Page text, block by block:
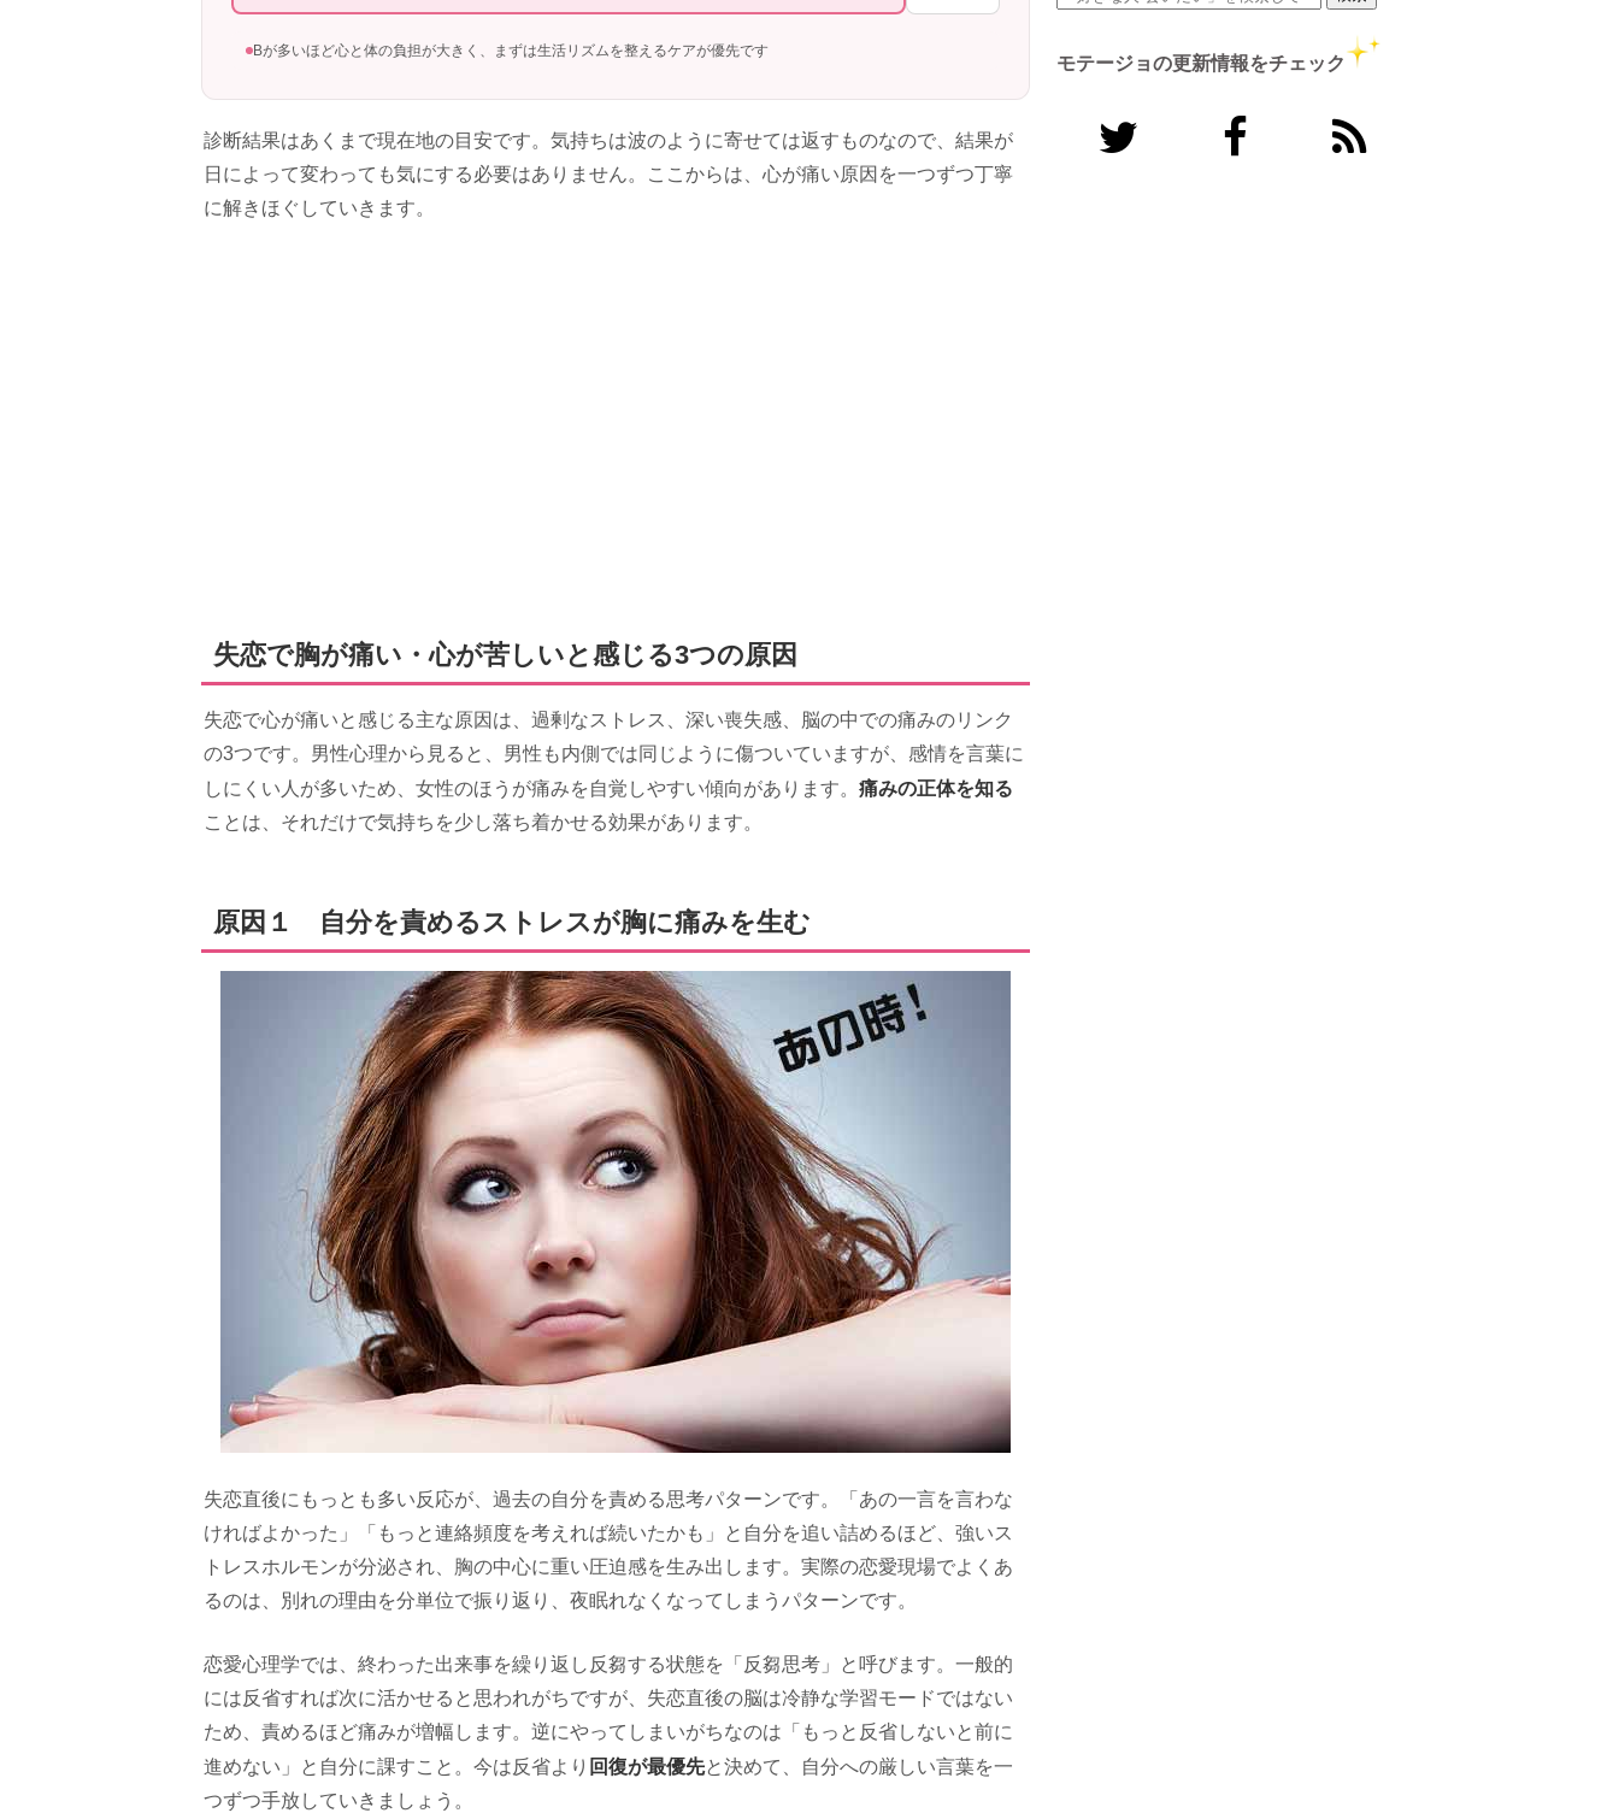
Bが多いほど心と体の負担が大きく、まずは生活リズムを整えるケアが優先です
診断結果はあくまで現在地の目安です。気持ちは波のように寄せては返すものなので、結果が
日によって変わっても気にする必要はありません。ここからは、心が痛い原因を一つずつ丁寧
に解きほぐしていきます。
失恋で胸が痛い・心が苦しいと感じる3つの原因
失恋で心が痛いと感じる主な原因は、過剰なストレス、深い喪失感、脳の中での痛みのリンク
の3つです。男性心理から見ると、男性も内側では同じように傷ついていますが、感情を言葉に
しにくい人が多いため、女性のほうが痛みを自覚しやすい傾向があります。 痛みの正体を知る
ことは、それだけで気持ちを少し落ち着かせる効果があります。
原因１ 自分を責めるストレスが胸に痛みを生む
失恋直後にもっとも多い反応が、過去の自分を責める思考パターンです。「あの一言を言わな
ければよかった」「もっと連絡頻度を考えれば続いたかも」と自分を追い詰めるほど、強いス
トレスホルモンが分泌され、胸の中心に重い圧迫感を生み出します。実際の恋愛現場でよくあ
るのは、別れの理由を分単位で振り返り、夜眠れなくなってしまうパターンです。
恋愛心理学では、終わった出来事を繰り返し反芻する状態を「反芻思考」と呼びます。一般的
には反省すれば次に活かせると思われがちですが、失恋直後の脳は冷静な学習モードではない
ため、責めるほど痛みが増幅します。逆にやってしまいがちなのは「もっと反省しないと前に
進めない」と自分に課すこと。今は反省より 回復が最優先と決めて、自分への厳しい言葉を一
つずつ手放していきましょう。
モテージョの更新情報をチェック